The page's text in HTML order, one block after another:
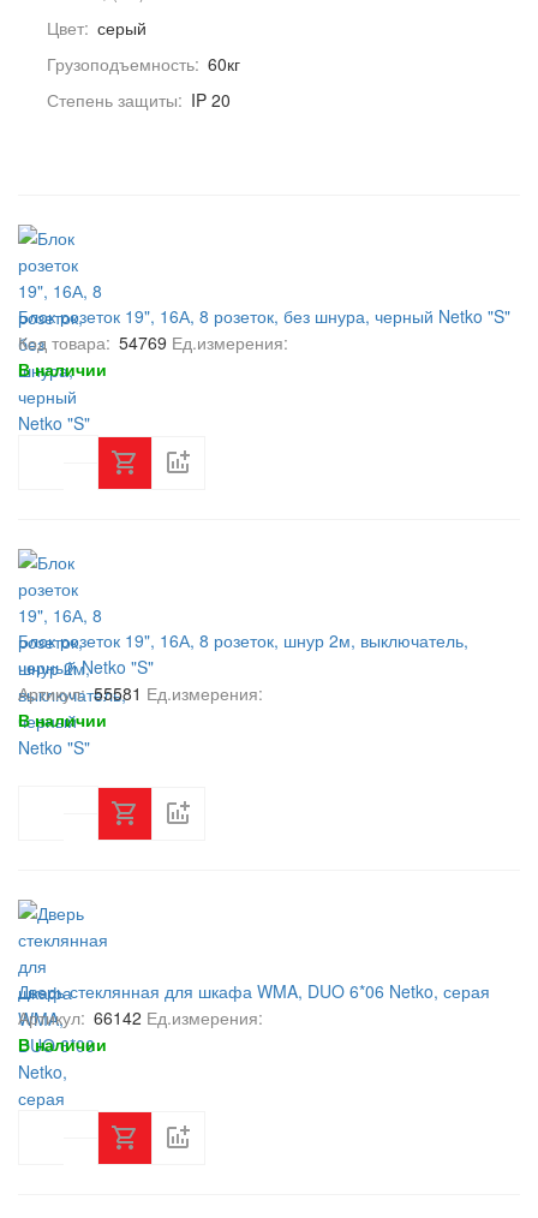
Цвет: серый
Грузоподъемность: 60кг
Степень защиты: IP 20
Блок розеток 19", 16А, 8 розеток, без шнура, черный Netko "S"
Код товара: 54769 Ед.измерения:
В наличии
Блок розеток 19", 16А, 8 розеток, шнур 2м, выключатель,
черный Netko "S"
Артикул: 55581 Ед.измерения:
В наличии
Дверь стеклянная для шкафа WMA, DUO 6*06 Netko, серая
Артикул: 66142 Ед.измерения:
В наличии